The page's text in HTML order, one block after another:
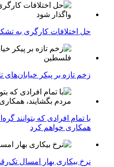
حل اختلافات کارگری به
زخم تازه بر پیکر
با تمام افرادی که بتوانند
همکاری خواهم کرد
نرخ بیکاری بهار امسال